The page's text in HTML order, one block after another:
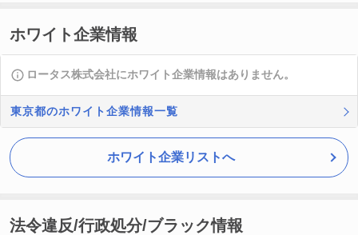
ホワイト企業情報
ロータス株式会社にホワイト企業情報はありません。
東京都のホワイト企業情報一覧
ホワイト企業リストへ
法令違反/行政処分/ブラック情報